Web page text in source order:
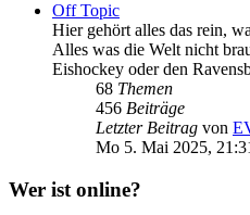
Off Topic
Hier gehört alles das rein,
Alles was die Welt nicht
Eishockey oder den
68 Themen
456 Beiträge
Letzter Beitrag von
Mo 5. Mai 2025,
Wer ist online?